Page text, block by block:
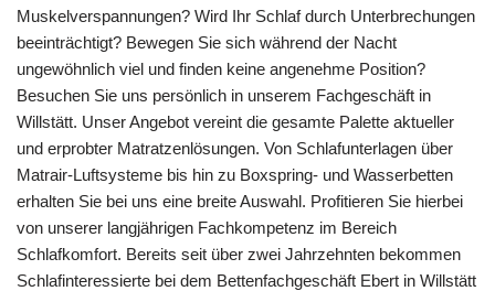
Muskelverspannungen? Wird Ihr Schlaf durch Unterbrechungen
beeinträchtigt? Bewegen Sie sich während der Nacht
ungewöhnlich viel und finden keine angenehme Position?
Besuchen Sie uns persönlich in unserem Fachgeschäft in
Willstätt. Unser Angebot vereint die gesamte Palette aktueller
und erprobter Matratzenlösungen. Von Schlafunterlagen über
Matrair-Luftsysteme bis hin zu Boxspring- und Wasserbetten
erhalten Sie bei uns eine breite Auswahl. Profitieren Sie hierbei
von unserer langjährigen Fachkompetenz im Bereich
Schlafkomfort. Bereits seit über zwei Jahrzehnten bekommen
Schlafinteressierte bei dem Bettenfachgeschäft Ebert in Willstätt